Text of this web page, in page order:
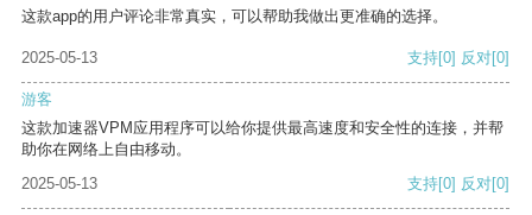
这款app的用户评论非常真实，可以帮助我做出更准确的选择。
2025-05-13 支持[0] 反对[0]
游客
这款加速器VPM应用程序可以给你提供最高速度和安全性的连接，并帮
助你在网络上自由移动。
2025-05-13
支持[0] 反对[0]